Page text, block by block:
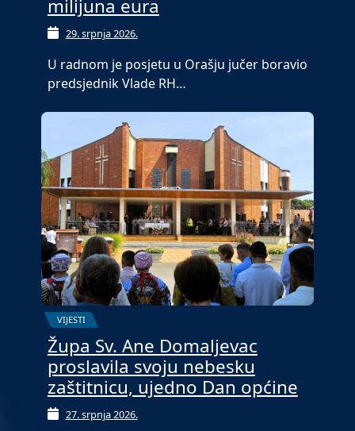
milijuna eura
29. srpnja 2026.
U radnom je posjetu u Orašju jučer boravio
predsjednik Vlade RH…
VIJESTI
Župa Sv. Ane Domaljevac
proslavila svoju nebesku
zaštitnicu, ujedno Dan općine
27. srpnja 2026.